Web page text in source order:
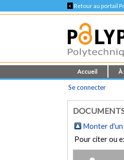
< Retour au portail
Accueil À
Se connecter
Monter d'un
Pour citer ou